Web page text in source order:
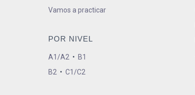
Vamos a practicar
POR NIVEL
A1/A2 • B1
B2 • C1/C2